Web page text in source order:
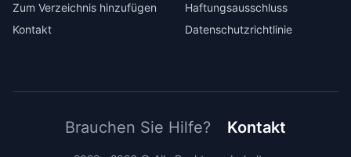
Zum Verzeichnis hinzufügen
Kontakt
Haftungsausschluss
Datenschutzrichtlinie
Brauchen Sie Hilfe? Kontakt